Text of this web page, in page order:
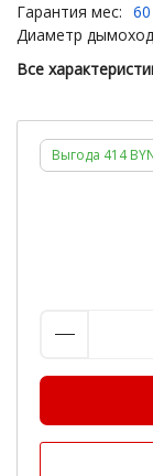
Гарантия мес: 60
Диаметр
Все
Выгода 414